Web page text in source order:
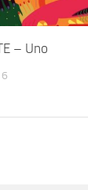
– Uno